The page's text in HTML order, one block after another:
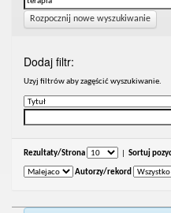
Rozpocznij nowe wyszukiwanie
Dodaj filtr:
Uzyj filtrów aby zagęścić wyszukiwanie.
Rezultaty/Strona Sortuj
Autorzy/rekord